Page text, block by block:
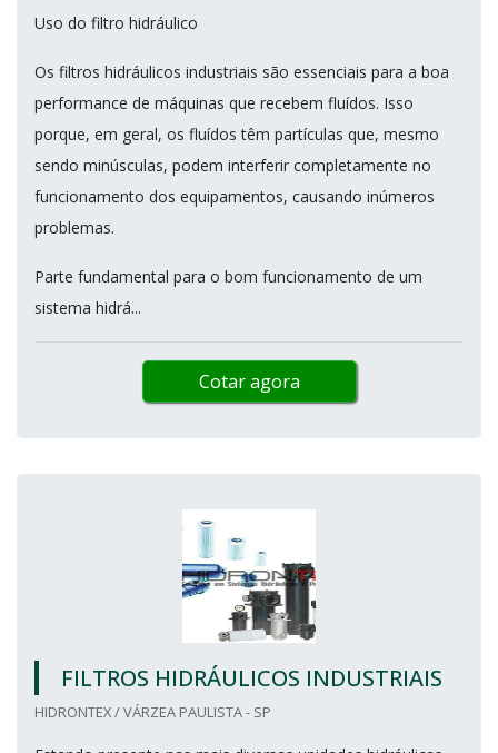
Uso do filtro hidráulico
Os filtros hidráulicos industriais são essenciais para a boa
performance de máquinas que recebem fluídos. Isso
porque, em geral, os fluídos têm partículas que, mesmo
sendo minúsculas, podem interferir completamente no
funcionamento dos equipamentos, causando inúmeros
problemas.
Parte fundamental para o bom funcionamento de um
sistema hidrá...
Cotar agora
FILTROS HIDRÁULICOS INDUSTRIAIS
HIDRONTEX / VÁRZEA PAULISTA - SP